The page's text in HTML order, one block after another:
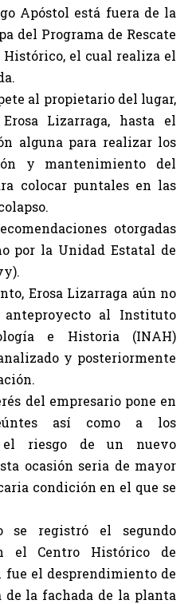
Apóstol está fuera de la
del Programa de Rescate
Histórico, el cual realiza el
al propietario del lugar,
Lizarraga, hasta el
alguna para realizar los
y mantenimiento del
colocar puntales en las
otorgadas
por la Unidad Estatal de
Erosa Lizarraga aún no
al Instituto
e Historia (INAH)
y posteriormente
del empresario pone en
así como a los
el riesgo de un nuevo
ocasión seria de mayor
condición en el que se
registró el segundo
el Centro Histórico de
fue el desprendimiento de
la fachada de la planta